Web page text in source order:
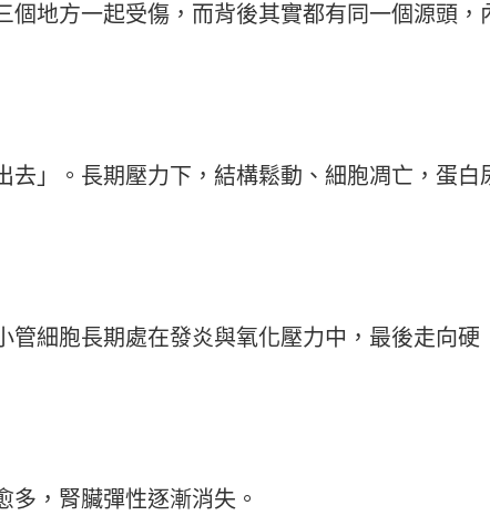
個地方一起受傷，而背後其實都有同一個源頭，
去」。長期壓力下，結構鬆動、細胞凋亡，蛋白
管細胞長期處在發炎與氧化壓力中，最後走向硬
多，腎臟彈性逐漸消失。